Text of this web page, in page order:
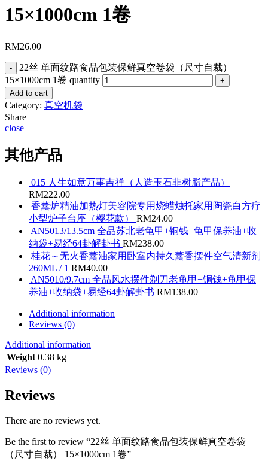
15×1000cm 1卷
RM26.00
22丝 单面纹路食品包装保鲜真空卷袋（尺寸自裁）
15×1000cm 1卷 quantity
Add to cart
Category: 真空机袋
Share
close
其他产品
015 人生如意万事吉祥（人造玉石非树脂产品）
RM222.00
香薰炉精油加热灯美容院专用烧蜡烛托家用陶瓷白方疗
小型炉子台座（樱花款） RM24.00
AN5013/13.5cm 全品苏北老龟甲+铜钱+龟甲保养油+收
纳袋+易经64卦解卦书 RM238.00
桂花～无火香薰油家用卧室内持久薰香摆件空气清新剂
260ML / 1 RM40.00
AN5010/9.7cm 全品风水摆件剃刀老龟甲+铜钱+龟甲保
养油+收纳袋+易经64卦解卦书 RM138.00
Additional information
Reviews (0)
Additional information
Weight 0.38 kg
Reviews (0)
Reviews
There are no reviews yet.
Be the first to review “22丝 单面纹路食品包装保鲜真空卷袋
（尺寸自裁） 15×1000cm 1卷”